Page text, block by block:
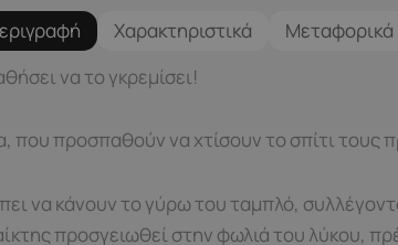
Χαρακτηριστικά
Μεταφορικά
να το γκρεμίσει!
που προσπαθούν να χτίσουν το σπίτι τους
να κάνουν το γύρω του ταμπλό,
προσγειωθεί στην φωλιά του λύκου,